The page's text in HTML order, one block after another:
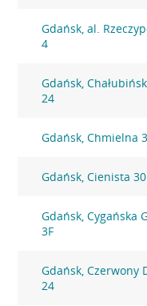
Gdańsk, al.
4
Gdańsk,
24
Gdańsk, Chmielna 3
Gdańsk, Cienista 30
Gdańsk, Cygańska
3F
Gdańsk, Czerwony
24